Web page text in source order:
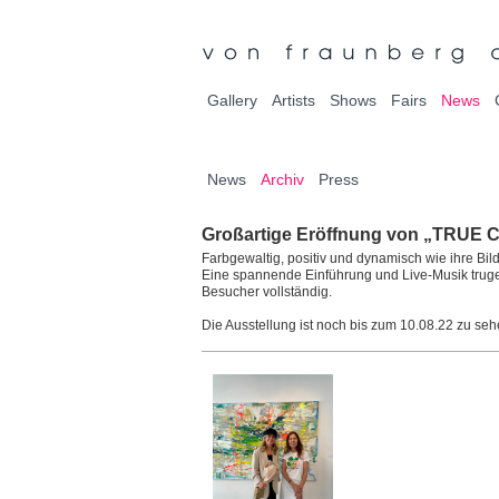
Gallery Artists Shows Fairs News
News Archiv Press
Großartige Eröffnung von „TRUE
Farbgewaltig, positiv und dynamisch wie ihre
Eine spannende Einführung und Live-Musik
Besucher vollständig.
Die Ausstellung ist noch bis zum 10.08.22 zu